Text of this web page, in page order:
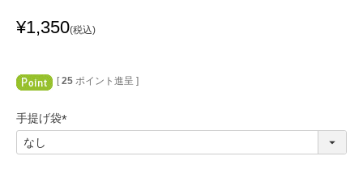
¥1,350 税込
[ 25 ポイント進呈 ]
手提げ袋
必